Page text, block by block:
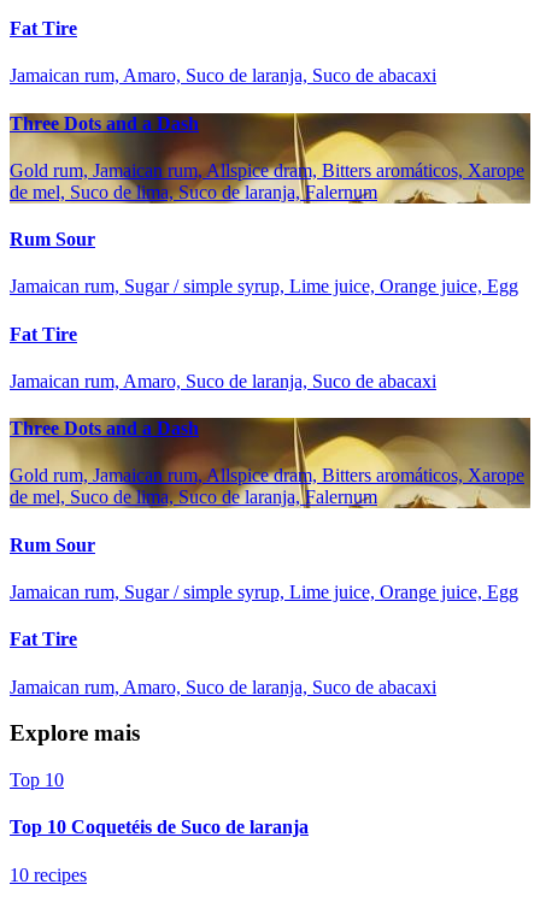
Fat Tire
Jamaican rum, Amaro, Suco de laranja, Suco de abacaxi
Three Dots and a Dash
Gold rum, Jamaican rum, Allspice dram, Bitters aromáticos, Xarope
de mel, Suco de lima, Suco de laranja, Falernum
Rum Sour
Jamaican rum, Sugar / simple syrup, Lime juice, Orange juice, Egg
Fat Tire
Jamaican rum, Amaro, Suco de laranja, Suco de abacaxi
Three Dots and a Dash
Gold rum, Jamaican rum, Allspice dram, Bitters aromáticos, Xarope
de mel, Suco de lima, Suco de laranja, Falernum
Rum Sour
Jamaican rum, Sugar / simple syrup, Lime juice, Orange juice, Egg
Fat Tire
Jamaican rum, Amaro, Suco de laranja, Suco de abacaxi
Explore mais
Top 10
Top 10 Coquetéis de Suco de laranja
10 recipes